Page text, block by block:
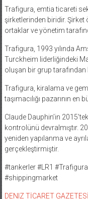
Trafigura, emtia ticareti
şirketlerinden biridir.
ortaklar ve yönetim
Trafigura, 1993 yılında
Turckheim liderliğindeki
oluşan bir grup tarafından
Trafigura, kiralama ve
taşımacılığı pazarının
Claude Dauphin’in
kontrolünü devralmıştır.
yeniden yapılanma ve
gerçekleştirmiştir.
#tankerler #LR1 #Trafigura
#shippingmarket
DENIZ TİCARET